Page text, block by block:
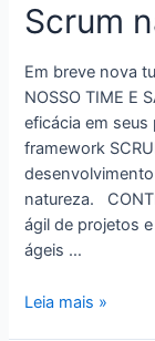
Scrum
Em breve nova
NOSSO TIME E
eficácia em
framework
natureza.
ágil de projetos
ágeis …
Leia mais »